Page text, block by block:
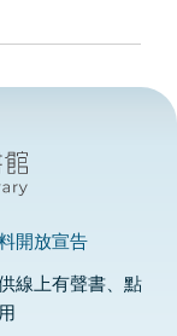
開放宣告
線上有聲書、點